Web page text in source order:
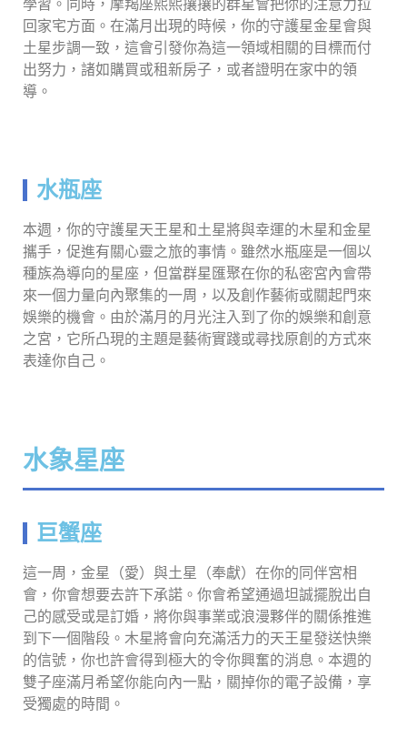
學習。同時，摩羯座熙熙攘攘的群星會把你的注意力拉
回家宅方面。在滿月出現的時候，你的守護星金星會與
土星步調一致，這會引發你為這一領域相關的目標而付
出努力，諸如購買或租新房子，或者證明在家中的領
導。
水瓶座
本週，你的守護星天王星和土星將與幸運的木星和金星
攜手，促進有關心靈之旅的事情。雖然水瓶座是一個以
種族為導向的星座，但當群星匯聚在你的私密宮內會帶
來一個力量向內聚集的一周，以及創作藝術或關起門來
娛樂的機會。由於滿月的月光注入到了你的娛樂和創意
之宮，它所凸現的主題是藝術實踐或尋找原創的方式來
表達你自己。
水象星座
巨蟹座
這一周，金星（愛）與土星（奉獻）在你的同伴宮相
會，你會想要去許下承諾。你會希望通過坦誠擺脫出自
己的感受或是訂婚，將你與事業或浪漫夥伴的關係推進
到下一個階段。木星將會向充滿活力的天王星發送快樂
的信號，你也許會得到極大的令你興奮的消息。本週的
雙子座滿月希望你能向內一點，關掉你的電子設備，享
受獨處的時間。